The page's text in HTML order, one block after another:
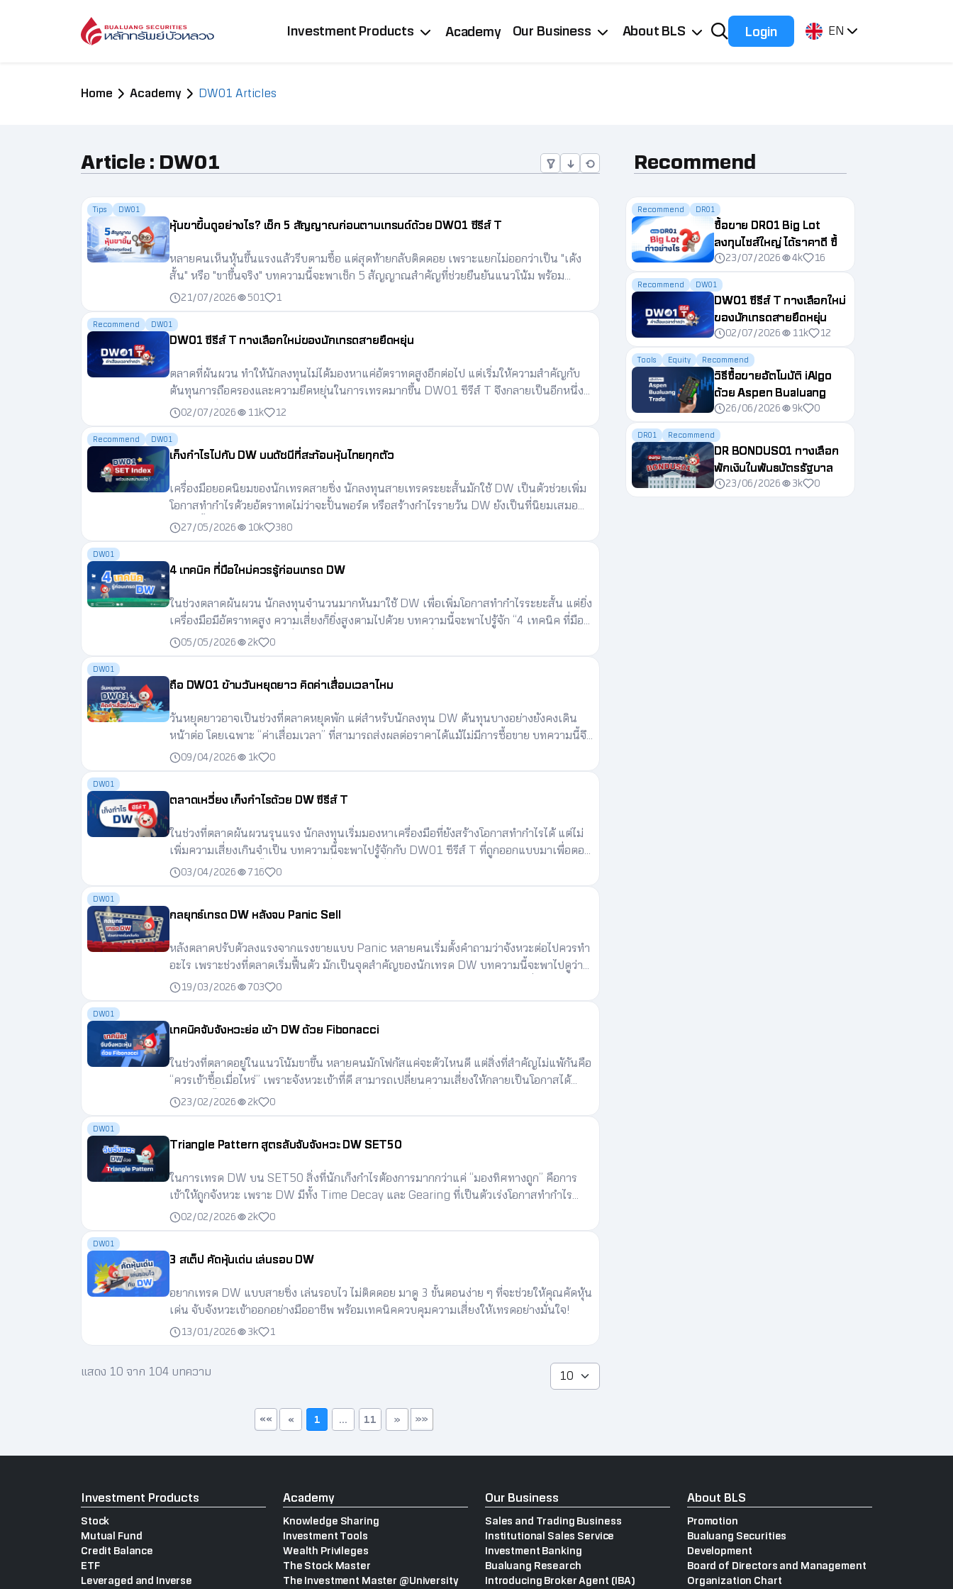
Investment Products Academy Our Business About BLS Login EN
Home Academy DW01 Articles
Article : DW01
Tips DW01
หุ้นขาขึ้นดูอย่างไร? เช็ก 5 สัญญาณก่อนตามเทรนด์ด้วย DW01 ซีรีส์ T
หลายคนเห็นหุ้นขึ้นแรงแล้วรีบตามซื้อ แต่สุดท้ายกลับติดดอย เพราะแยกไม่ออกว่าเป็น "เด้ง
สั้น" หรือ "ขาขึ้นจริง" บทความนี้จะพาเช็ก 5 สัญญาณสำคัญที่ช่วยยืนยันแนวโน้ม พร้อม
แนะนำวิธีใช้ DW01 ซีรีส์ T ให้สอดคล้องกับการลงทุนตามเทรนด์อย่างมีวินัยและบริหาร
ความเสี่ยงได้เหมาะสม
21/07/2026 501 1
Recommend DW01
DW01 ซีรีส์ T ทางเลือกใหม่ของนักเทรดสายยืดหยุ่น
ตลาดที่ผันผวน ทำให้นักลงทุนไม่ได้มองหาแค่อัตราทดสูงอีกต่อไป แต่เริ่มให้ความสำคัญกับ
ต้นทุนการถือครองและความยืดหยุ่นในการเทรดมากขึ้น DW01 ซีรีส์ T จึงกลายเป็นอีกหนึ่ง
ทางเลือกที่ได้รับความสนใจจากนักลงทุน ทำความรู้จักจุดเด่นของ DW01 ซีรีส์ T และเหตุผล
ที่นักเทรดหลายคนเริ่มเลือกใช้กันเลย
02/07/2026 11k 12
Recommend DW01
เก็งกำไรไปกับ DW บนดัชนีที่สะท้อนหุ้นไทยทุกตัว
เครื่องมือยอดนิยมของนักเทรดสายซิ่ง นักลงทุนสายเทรดระยะสั้นมักใช้ DW เป็นตัวช่วยเพิ่ม
โอกาสทำกำไรด้วยอัตราทดไม่ว่าจะปั้นพอร์ต หรือสร้างกำไรรายวัน DW ยังเป็นที่นิยมเสมอ
เพราะซื้อขายได้สะดวกเหมือนหุ้นตัวหนึ่งในตลาด ใช้เงินลงทุนเริ่มต้นไม่มาก ไม่ว่าจะเป็น DW
บนดัชนีหรือ DW บนหุ้นไทยรายตัวก็ตาม
27/05/2026 10k 380
DW01
4 เทคนิค ที่มือใหม่ควรรู้ก่อนเทรด DW
ในช่วงตลาดผันผวน นักลงทุนจำนวนมากหันมาใช้ DW เพื่อเพิ่มโอกาสทำกำไรระยะสั้น แต่ยิ่ง
เครื่องมือมีอัตราทดสูง ความเสี่ยงก็ยิ่งสูงตามไปด้วย บทความนี้จะพาไปรู้จัก “4 เทคนิค ที่มือ
ใหม่ควรรู้ก่อนเทรด DW” ที่จะช่วยวางแผน บริหารความเสี่ยง และใช้เกมให้เหมาะกับสไตล์
การลงทุน
05/05/2026 2k 0
DW01
ถือ DW01 ข้ามวันหยุดยาว คิดค่าเสื่อมเวลาไหม
วันหยุดยาวอาจเป็นช่วงที่ตลาดหยุดพัก แต่สำหรับนักลงทุน DW ต้นทุนบางอย่างยังคงเดิน
หน้าต่อ โดยเฉพาะ “ค่าเสื่อมเวลา” ที่สามารถส่งผลต่อราคาได้แม้ไม่มีการซื้อขาย บทความนี้จึง
รวบรวมคำตอบของคำถามยอดฮิต ว่าการถือ DW ข้ามวันหยุดควรวางแผนอย่างไร และ
DW01 มีการคิดค่าเสื่อมเวลาในช่วงดังกล่าวหรือไม่
09/04/2026 1k 0
DW01
ตลาดเหวี่ยง เก็งกำไรด้วย DW ซีรีส์ T
ในช่วงที่ตลาดผันผวนรุนแรง นักลงทุนเริ่มมองหาเครื่องมือที่ยังสร้างโอกาสทำกำไรได้ แต่ไม่
เพิ่มความเสี่ยงเกินจำเป็น บทความนี้จะพาไปรู้จักกับ DW01 ซีรีส์ T ที่ถูกออกแบบมาเพื่อตอบ
โจทย์ตลาดลักษณะนี้ ด้วยอัตราทดที่สมดุล ค่าเสื่อมเวลาต่ำ และถือครองได้ยาวขึ้นอย่างมี
ประสิทธิภาพ
03/04/2026 716 0
DW01
กลยุทธ์เทรด DW หลังจบ Panic Sell
หลังตลาดปรับตัวลงแรงจากแรงขายแบบ Panic หลายคนเริ่มตั้งคำถามว่าจังหวะต่อไปควรทำ
อะไร เพราะช่วงที่ตลาดเริ่มฟื้นตัว มักเป็นจุดสำคัญของนักเทรด DW บทความนี้จะพาไปดูว่า
ตลาดแต่ละเฟสต่างกันอย่างไร และควรหาจังหวะเข้า DW ตอนไหนให้ได้เปรียบที่สุด
19/03/2026 703 0
DW01
เทคนิคจับจังหวะย่อ เข้า DW ด้วย Fibonacci
ในช่วงที่ตลาดอยู่ในแนวโน้มขาขึ้น หลายคนมักโฟกัสแค่จะตัวไหนดี แต่สิ่งที่สำคัญไม่แพ้กันคือ
“ควรเข้าซื้อเมื่อไหร่” เพราะจังหวะเข้าที่ดี สามารถเปลี่ยนความเสี่ยงให้กลายเป็นโอกาสได้
บทความนี้จะพาไปดูเทคนิคหาจุดย่อก่อนเข้า DW ด้วยเครื่องมือยอดนิยมอย่าง Fibonacci
23/02/2026 2k 0
DW01
Triangle Pattern สูตรลับจับจังหวะ DW SET50
ในการเทรด DW บน SET50 สิ่งที่นักเก็งกำไรต้องการมากกว่าแค่ “มองทิศทางถูก” คือการ
เข้าให้ถูกจังหวะ เพราะ DW มีทั้ง Time Decay และ Gearing ที่เป็นตัวเร่งโอกาสทำกำไร
(และขาดทุนด้วย) หากเข้าเร็ว หรือช้าผิดจังหวะ ผลลัพธ์อาจแตกต่างกันอย่างมาก หนึ่งใน
เครื่องมือวิเคราะห์ทางเทคนิคที่ เรียบง่ายแต่ใช้ได้จริง และช่วยหาจังหวะเข้าเทรดได้ดี คือ
DW SET50 อย่างมีประสิทธิภาพ
02/02/2026 2k 0
DW01
3 สเต็ป คัดหุ้นเด่น เล่นรอบ DW
อยากเทรด DW แบบสายซิ่ง เล่นรอบไว ไม่ติดดอย มาดู 3 ขั้นตอนง่าย ๆ ที่จะช่วยให้คุณคัดหุ้น
เด่น จับจังหวะเข้าออกอย่างมืออาชีพ พร้อมเทคนิคควบคุมความเสี่ยงให้เทรดอย่างมั่นใจ!
13/01/2026 3k 1
แสดง 10 จาก 104 บทความ
«« « 1 ... 11 » »»
Recommend
Recommend DR01
ซื้อขาย DR01 Big Lot
ลงทุนไซส์ใหญ่ ได้ราคาดี ซื้อ
ขายสะดวกกว่าที่คิด
23/07/2026 4k 16
Recommend DW01
DW01 ซีรีส์ T ทางเลือกใหม่
ของนักเทรดสายยืดหยุ่น
02/07/2026 11k 12
Tools Equity Recommend
วิธีซื้อขายอัตโนมัติ iAlgo
ด้วย Aspen Bualuang
Trade
26/06/2026 9k 0
DR01 Recommend
DR BONDUS01 ทางเลือก
พักเงินในพันธบัตรรัฐบาล
สหรัฐฯ
23/06/2026 3k 0
Investment Products
Stock
Mutual Fund
Credit Balance
ETF
Leveraged and Inverse
Academy
Knowledge Sharing
Investment Tools
Wealth Privileges
The Stock Master
The Investment Master @University
Our Business
Sales and Trading Business
Institutional Sales Service
Investment Banking
Bualuang Research
Introducing Broker Agent (IBA)
About BLS
Promotion
Bualuang Securities
Development
Board of Directors and Management
Organization Chart